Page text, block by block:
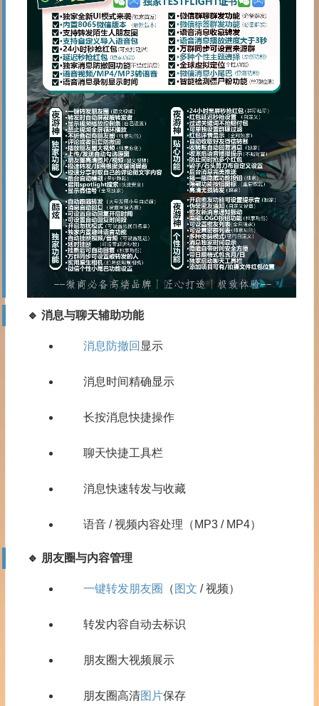
🔹 消息与聊天辅助功能
消息防撤回 显示
消息时间精确显示
长按消息快捷操作
聊天快捷工具栏
消息快速转发与收藏
语音 / 视频内容处理（MP3 / MP4）
🔹 朋友圈与内容管理
一键转发朋友圈 （ 图文 / 视频）
转发内容自动去标识
朋友圈大视频展示
朋友圈高清图片保存